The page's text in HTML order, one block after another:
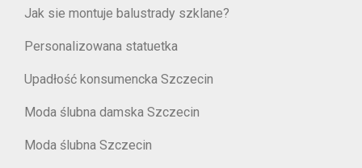
Jak sie montuje balustrady szklane?
Personalizowana statuetka
Upadłość konsumencka Szczecin
Moda ślubna damska Szczecin
Moda ślubna Szczecin